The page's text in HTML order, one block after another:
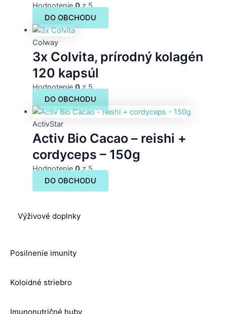
Výživové doplnky
Posilnenie imunity
Koloidné striebro
Imunonutričné huby
Hodnotenie0z 5
DO OBCHODU
Colway
3x Colvita, prírodný kolagén
120 kapsúl
Hodnotenie0z 5
DO OBCHODU
ActivStar
Activ Bio Cacao – reishi +
cordyceps – 150g
Hodnotenie0z 5
DO OBCHODU